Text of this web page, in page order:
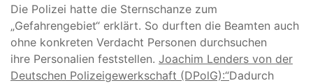
Die Polizei hatte die Sternschanze zum
„Gefahrengebiet“ erklärt. So durften die Beamten auch
ohne konkreten Verdacht Personen durchsuchen
ihre Personalien feststellen. Joachim Lenders von der
Deutschen Polizeigewerkschaft (DPolG):“Dadurch